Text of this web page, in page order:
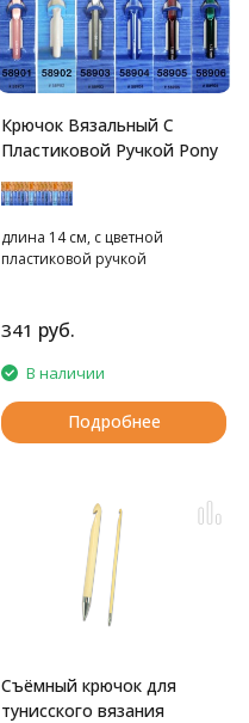
Крючок Вязальный С
Пластиковой Ручкой Pony
длина 14 см, с цветной
пластиковой ручкой
341 руб.
В наличии
Подробнее
Съёмный крючок для
тунисского вязания